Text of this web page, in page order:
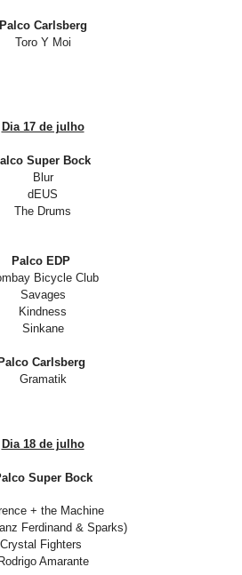
Palco Carlsberg
Toro Y Moi
Dia 17 de julho
Super Bock
Blur
dEUS
The Drums
Palco EDP
Bicycle Club
Savages
Kindness
Sinkane
Palco Carlsberg
Gramatik
Dia 18 de julho
Super Bock
+ the Machine
Ferdinand & Sparks)
Crystal Fighters
Rodrigo Amarante